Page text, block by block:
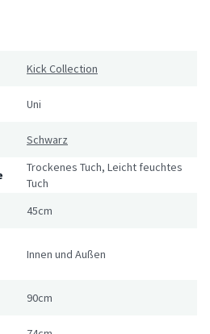
Kick Collection
Uni
Schwarz
Trockenes Tuch, Leicht feuchtes
Tuch
45cm
Innen und Außen
90cm